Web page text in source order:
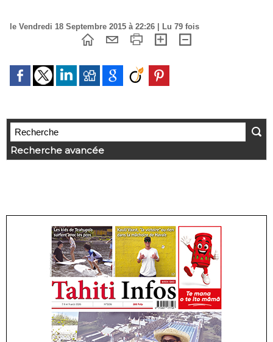
le Vendredi 18 Septembre 2015 à 22:26 | Lu 79 fois
Recherche avancée